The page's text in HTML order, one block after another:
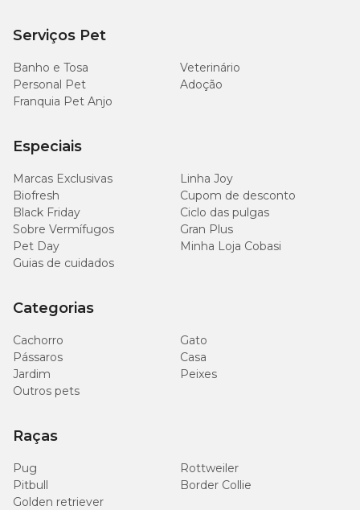
Serviços Pet
Banho e Tosa
Veterinário
Personal Pet
Adoção
Franquia Pet Anjo
Especiais
Marcas Exclusivas
Linha Joy
Biofresh
Cupom de desconto
Black Friday
Ciclo das pulgas
Sobre Vermífugos
Gran Plus
Pet Day
Minha Loja Cobasi
Guias de cuidados
Categorias
Cachorro
Gato
Pássaros
Casa
Jardim
Peixes
Outros pets
Raças
Pug
Rottweiler
Pitbull
Border Collie
Golden retriever